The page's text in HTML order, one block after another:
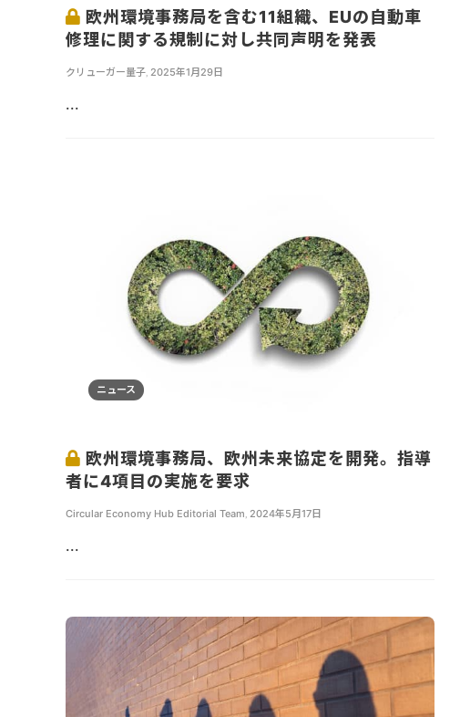
欧州環境事務局を含む11組織、EUの自動車
修理に関する規制に対し共同声明を発表
クリューガー量子 2025年1月29日
...
ニュース
欧州環境事務局、欧州未来協定を開発。指導
者に4項目の実施を要求
Circular Economy Hub Editorial Team, 2024年5月17日
...